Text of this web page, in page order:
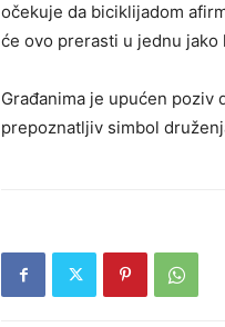
očekuje da biciklijadom
će ovo prerasti u jednu
Građanima je upućen poziv
prepoznatljiv simbol